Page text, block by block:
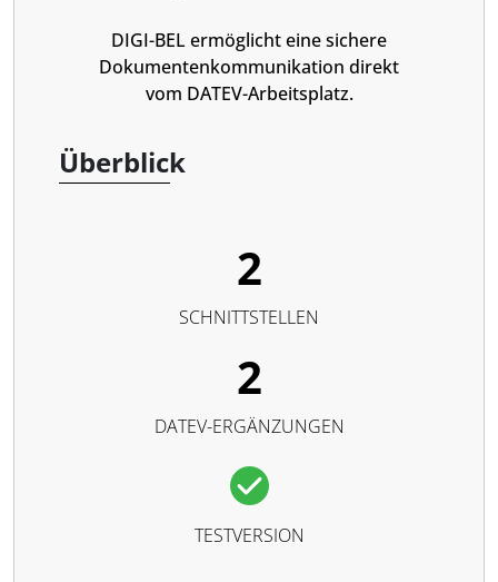
DIGI-BEL ermöglicht eine sichere
Dokumentenkommunikation direkt
vom DATEV-Arbeitsplatz.
Überblick
2
SCHNITTSTELLEN
2
DATEV-ERGÄNZUNGEN
TESTVERSION